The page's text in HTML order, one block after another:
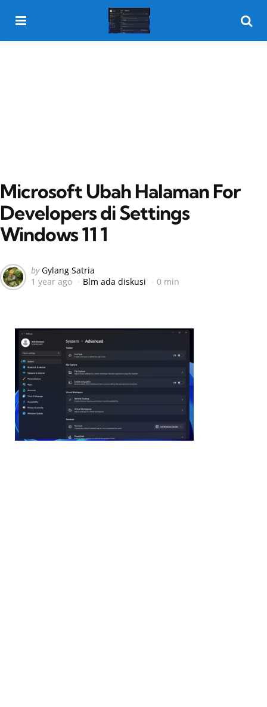
Microsoft Ubah Halaman For
Developers di Settings
Windows 11 1
Posted
by
by Gylang Satria
1 year ago
Blm ada diskusi 0 min